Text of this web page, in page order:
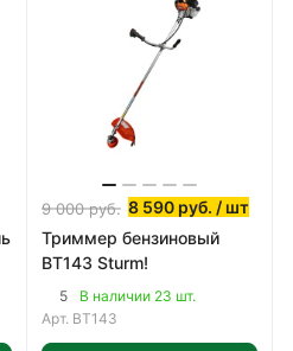
9 000руб. 8 590 руб. / шт
Триммер бензиновый
BT143 Sturm!
5
В наличии 23 шт.
Арт. BT143